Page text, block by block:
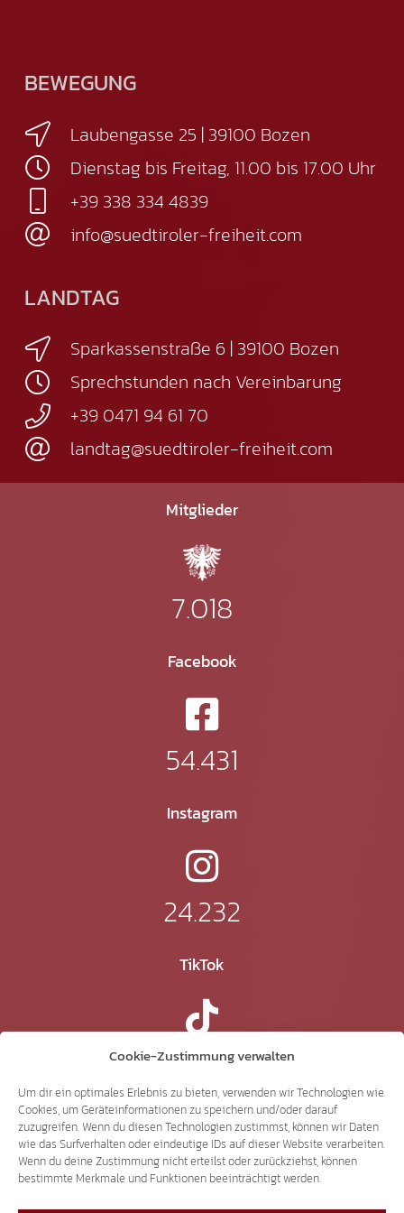
Cookie-Zustimmung verwalten
Um dir ein optimales Erlebnis zu bieten, verwenden wir Technologien wie
Cookies, um Geräteinformationen zu speichern und/oder darauf
zuzugreifen. Wenn du diesen Technologien zustimmst, können wir Daten
wie das Surfverhalten oder eindeutige IDs auf dieser Website verarbeiten.
Wenn du deine Zustimmung nicht erteilst oder zurückziehst, können
bestimmte Merkmale und Funktionen beeinträchtigt werden.
BEWEGUNG
Laubengasse 25 | 39100 Bozen
Dienstag bis Freitag, 11.00 bis 17.00 Uhr
+39 338 334 4839
info@suedtiroler-freiheit.com
LANDTAG
Sparkassenstraße 6 | 39100 Bozen
Sprechstunden nach Vereinbarung
+39 0471 94 61 70
landtag@suedtiroler-freiheit.com
Mitglieder
7.018
Facebook
54.431
Instagram
24.232
TikTok
41.370
X